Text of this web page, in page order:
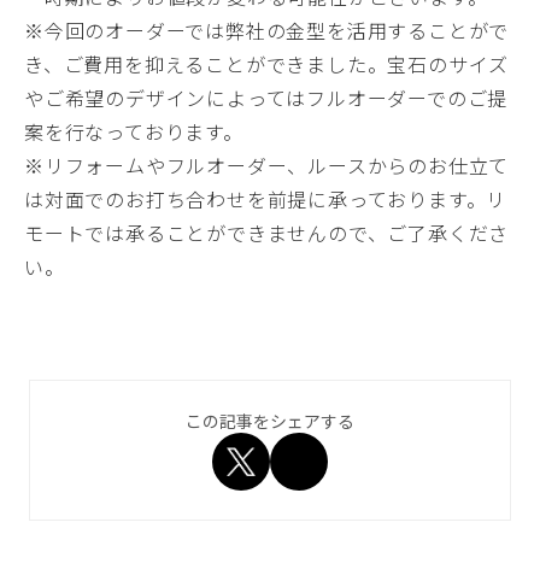
※今回のオーダーでは弊社の金型を活用することがで
き、ご費用を抑えることができました。宝石のサイズ
やご希望のデザインによってはフルオーダーでのご提
案を行なっております。
※リフォームやフルオーダー、ルースからのお仕立て
は対面でのお打ち合わせを前提に承っております。リ
モートでは承ることができませんので、ご了承くださ
い。
この記事をシェアする